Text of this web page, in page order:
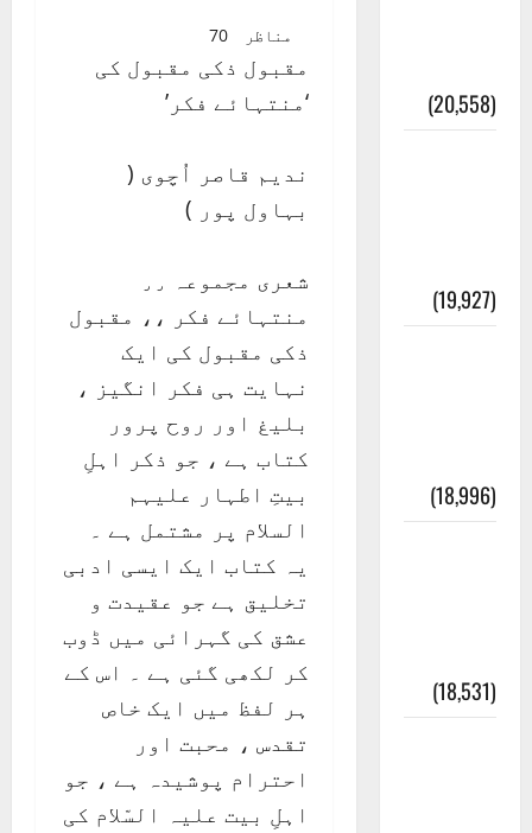
مناظر 70
مقبول ذکی مقبول کی
‘منتہائے فکر’
ندیم قاصر اُچوی (
بہاول پور )
شعری مجموعہ ٫٫
منتہائے فکر ،، مقبول
ذکی مقبول کی ایک
نہایت ہی فکر انگیز ،
بلیغ اور روح پرور
کتاب ہے ، جو ذکر اہلِ
بیتِ اطہار علیہم
السلام پر مشتمل ہے ۔
یہ کتاب ایک ایسی ادبی
تخلیق ہے جو عقیدت و
عشق کی گہرائی میں ڈوب
کر لکھی گئی ہے ۔ اس کے
ہر لفظ میں ایک خاص
تقدس ، محبت اور
احترام پوشیدہ ہے ، جو
اہلِ بیت علیہ السّلام کی
(20,558)
(19,927)
(18,996)
(18,531)